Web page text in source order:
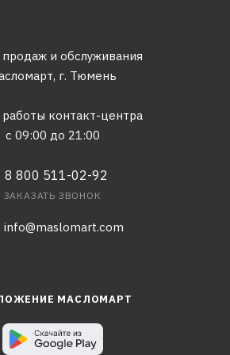
и обслуживания
г. Тюмень
контакт-центра
с 09:00 до 21:00
8 800 511-02-92
ЗАКАЗАТЬ ЗВОНОК
info@maslomart.com
МАСЛОМАРТ